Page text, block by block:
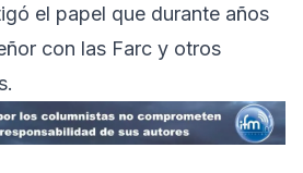
el papel que durante años
con las Farc y otros